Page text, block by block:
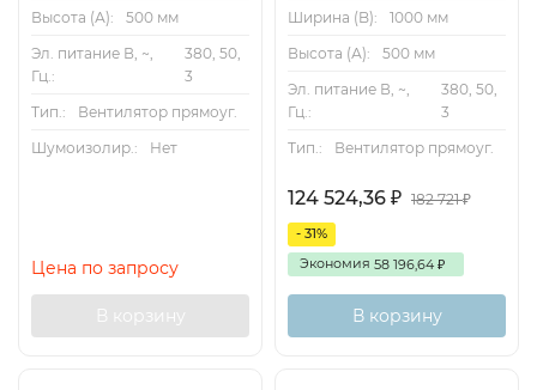
Схема обозначения
Высота (А):
500 мм
Эл. питание В, ~,
Гц.:
380, 50,
3
Тип.:
Вентилятор прямоуг.
Шумоизолир.:
Нет
Цена по запросу
В корзину
Ширина (B):
1000 мм
Высота (А):
500 мм
Эл. питание В, ~,
Гц.:
380, 50,
3
Тип.:
Вентилятор прямоуг.
124 524,36 ₽ 182 721₽
- 31%
Экономия 58 196,64 ₽
В корзину